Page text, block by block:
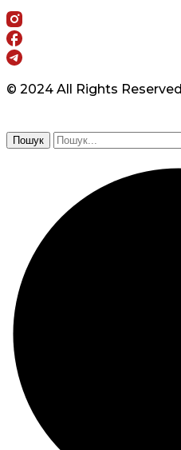
© 2024 All Rights Reserved
Пошук